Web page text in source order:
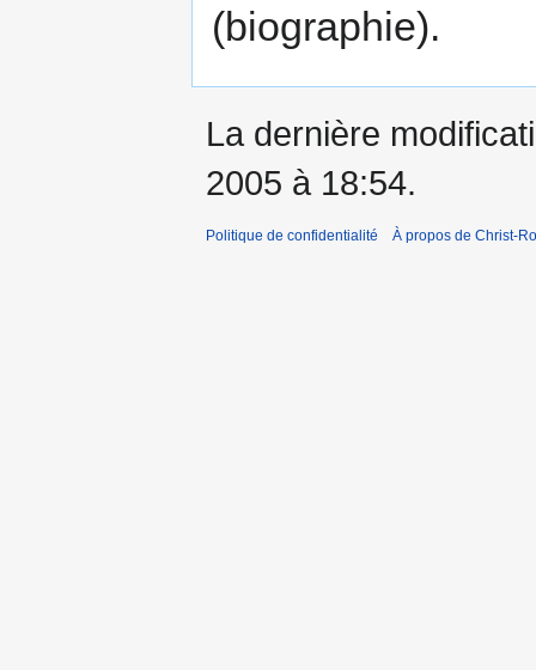
(biographie).
La dernière
2005 à 18:54.
Politique de confidentialité À propos de Christ-